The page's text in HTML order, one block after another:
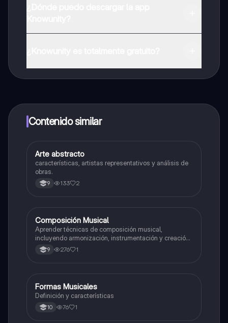
a determinadas funciones.
Contenido similar
Artes
Arte abstracto
características, artistas representativos y análisis de
obras.
9 133 2
Artes
Composición Musical
Aprender técnicas de composición musical,
incluyendo armonización, instrumentación y creación
de melodías y arreglos.
9 276 1
Música
Formas Musicales
Definición y características
10 76 1